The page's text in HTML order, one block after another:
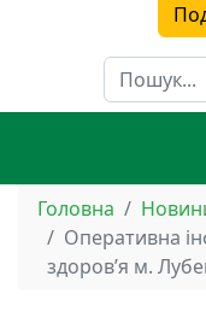
Пошук
Головна
Оперативна
здоров’я м.